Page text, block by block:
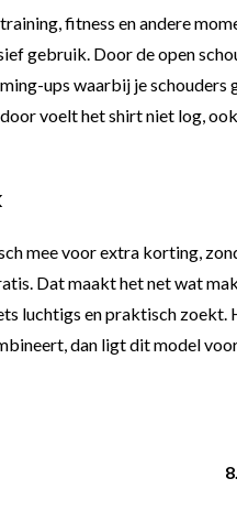
fitness en andere
gebruik. Door de open
ups waarbij je schouders
voelt het shirt niet log,
mee voor extra korting,
Dat maakt het net wat
luchtigs en praktisch
dan ligt dit model